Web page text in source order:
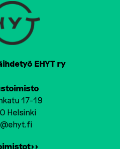
EHYT ry
17-19
Helsinki